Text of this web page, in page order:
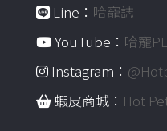
Line： 哈寵誌
YouTube： 哈寵
Instagram：
蝦皮商城： Hot